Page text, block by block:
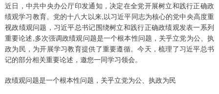
近日，中共中央办公厅印发通知，决定在全党开展树立和践行正确政
绩观学习教育。党的十八大以来,以习近平同志为核心的党中央高度重
视政绩观问题，习近平总书记围绕树立和践行正确政绩观发表一系列
重要论述,多次强调政绩观问题是一个根本性问题，关乎立党为公、执
政为民，为开展学习教育提供了重要遵循。今天，梳理了习近平总书
记的部分相关重要论述，邀您一同学习领会。
政绩观问题是一个根本性问题，关乎立党为公、执政为民